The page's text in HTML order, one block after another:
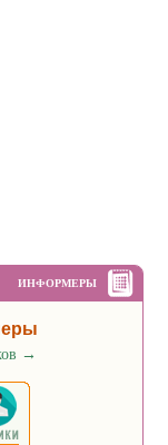
ИНФОРМЕРЫ
→